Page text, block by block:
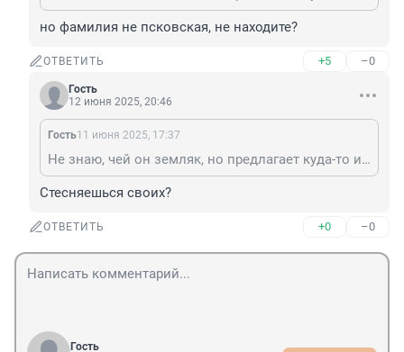
но фамилия не псковская, не находите?
ОТВЕТИТЬ +5 –0
Гость
12 июня 2025, 20:46
Гость11 июня 2025, 17:37
Не знаю, чей он земляк, но предлагает куда-то идти прохожему он явно с псковским произношением. ☺️
Стесняешься своих?
ОТВЕТИТЬ +0 –0
Гость